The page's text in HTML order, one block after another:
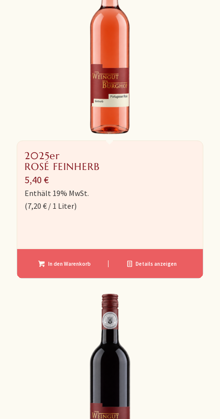
2025er
ROSÉ FEINHERB
5,40 €
Enthält 19% MwSt.
(7,20 €/ 1 Liter)
In den Warenkorb Details anzeigen